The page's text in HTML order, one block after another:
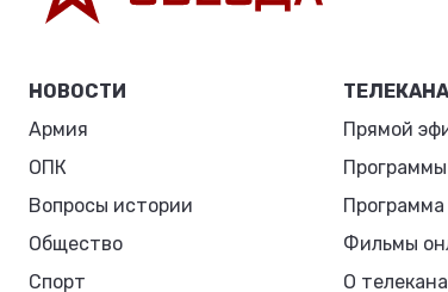
НОВОСТИ
Армия
ОПК
Вопросы истории
Общество
Спорт
Прямой
Программы
Фильмы
О